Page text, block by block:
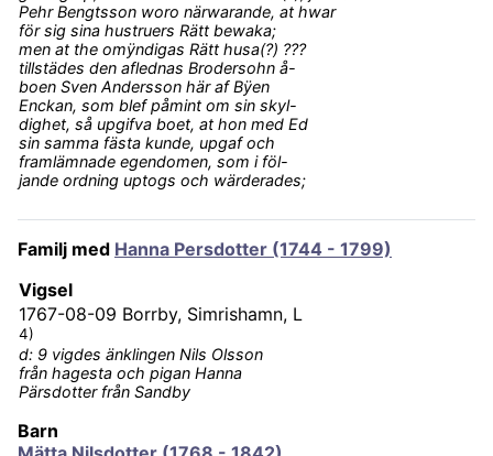
Pehr Bengtsson woro närwarande, at hwar
för sig sina hustruers Rätt bewaka;
men at the omÿndigas Rätt husa(?) ???
tillstädes den aflednas Brodersohn å-
boen Sven Andersson här af Bÿen
Enckan, som blef påmint om sin skyl-
dighet, så upgifva boet, at hon med Ed
sin samma fästa kunde, upgaf och
framlämnade egendomen, som i föl-
jande ordning uptogs och wärderades;
Familj med Hanna Persdotter (1744 - 1799)
Vigsel
1767-08-09 Borrby, Simrishamn, L
4)
d: 9 vigdes änklingen Nils Olsson
från hagesta och pigan Hanna
Pärsdotter från Sandby
Barn